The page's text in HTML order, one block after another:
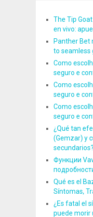
The Tip
en vivo:
Panther Bet
to seamless
Como
seguro e
Como
seguro e
Como
seguro e
¿Qué tan
(Gemzar) y
secundarios?
Функции
Qué es el
Síntomas,
¿Es fatal el
puede morir